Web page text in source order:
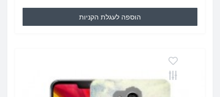
הוספה לעגלת הקניות